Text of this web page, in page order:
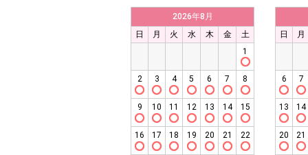
2026年8月
日
月 火 水 木 金
土
1
2 3 4 5 6 7 8
9 10 11 12 13 14 15
16 17 18 19 20 21 22
日 月
6 7
13 14
20 21